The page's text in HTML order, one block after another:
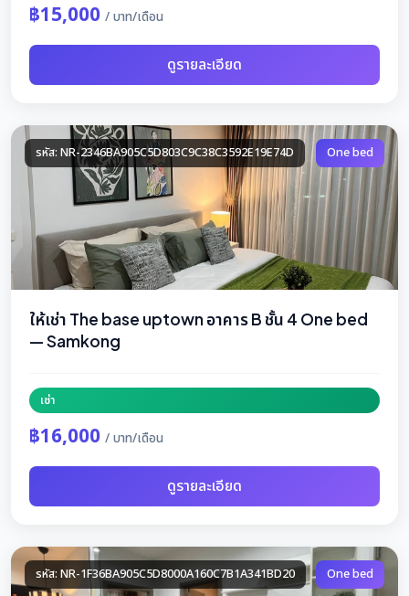
฿15,000 / บาท/เดือน
ดูรายละเอียด
รหัส: NR-2346BA905C5D803C9C38C3592E19E74D One bed
ให้เช่า The base uptown อาคาร B ชั้น 4 One bed
— Samkong
เช่า
฿16,000 / บาท/เดือน
ดูรายละเอียด
รหัส: NR-1F36BA905C5D8000A160C7B1A341BD20 One bed